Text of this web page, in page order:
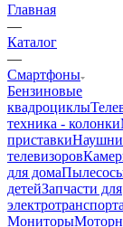
Главная
—
Каталог
—
Смартфоны
Бензиновые
квадроциклы
техника - колонки
приставки
телевизоров
для дома
детейЗапчасти для
электротранспорта
Мониторы